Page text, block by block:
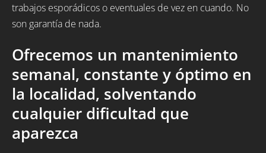
trabajos esporádicos o eventuales de vez en cuando. No
son garantía de nada.
Ofrecemos un mantenimiento
semanal, constante y óptimo en
la localidad, solventando
cualquier dificultad que
aparezca